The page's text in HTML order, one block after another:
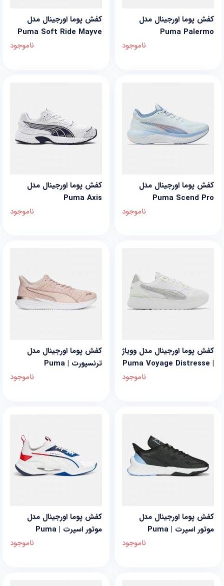
کفش پوما اورجینال مدل
Puma Palermo
ناموجود
کفش پوما اورجینال مدل
Puma Soft Ride Mayve
ناموجود
کفش پوما اورجینال مدل
Puma Scend Pro
ناموجود
کفش پوما اورجینال مدل
Puma Axis
ناموجود
کفش پوما اورجینال مدل وویاژ
| Puma Voyage Distresse
ناموجود
کفش پوما اورجینال مدل
ترنسپورت | Puma
ناموجود
کفش پوما اورجینال مدل
موتور اسپرت | Puma
ناموجود
کفش پوما اورجینال مدل
موتور اسپرت | Puma
ناموجود